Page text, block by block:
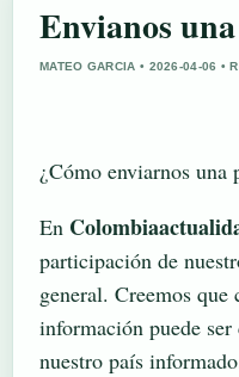
Envianos
MATEO GARCIA • 2026-04-06 •
¿Cómo enviarnos una
En
participación de
general. Creemos que
información puede
nuestro país